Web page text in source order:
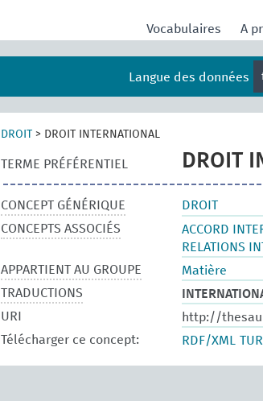
Vocabulaires A
Langue des données
DROIT > DROIT INTERNATIONAL
TERME PRÉFÉRENTIEL DROIT
CONCEPT GÉNÉRIQUE
DROIT
CONCEPTS ASSOCIÉS
ACCORD
RELATIONS
APPARTIENT AU GROUPE
Matière
TRADUCTIONS
URI
http://
Télécharger ce concept:
RDF/XML